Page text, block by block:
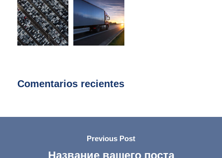
Comentarios recientes
Previous Post
Название вашего поста